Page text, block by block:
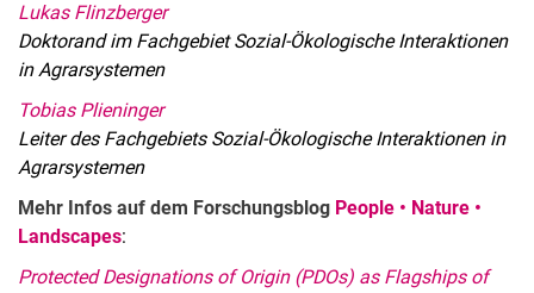
Lukas Flinzberger
Doktorand im Fachgebiet Sozial-Ökologische Interaktionen
in Agrarsystemen
Tobias Plieninger
Leiter des Fachgebiets Sozial-Ökologische Interaktionen in
Agrarsystemen
Mehr Infos auf dem Forschungsblog People • Nature •
Landscapes:
Protected Designations of Origin (PDOs) as Flagships of